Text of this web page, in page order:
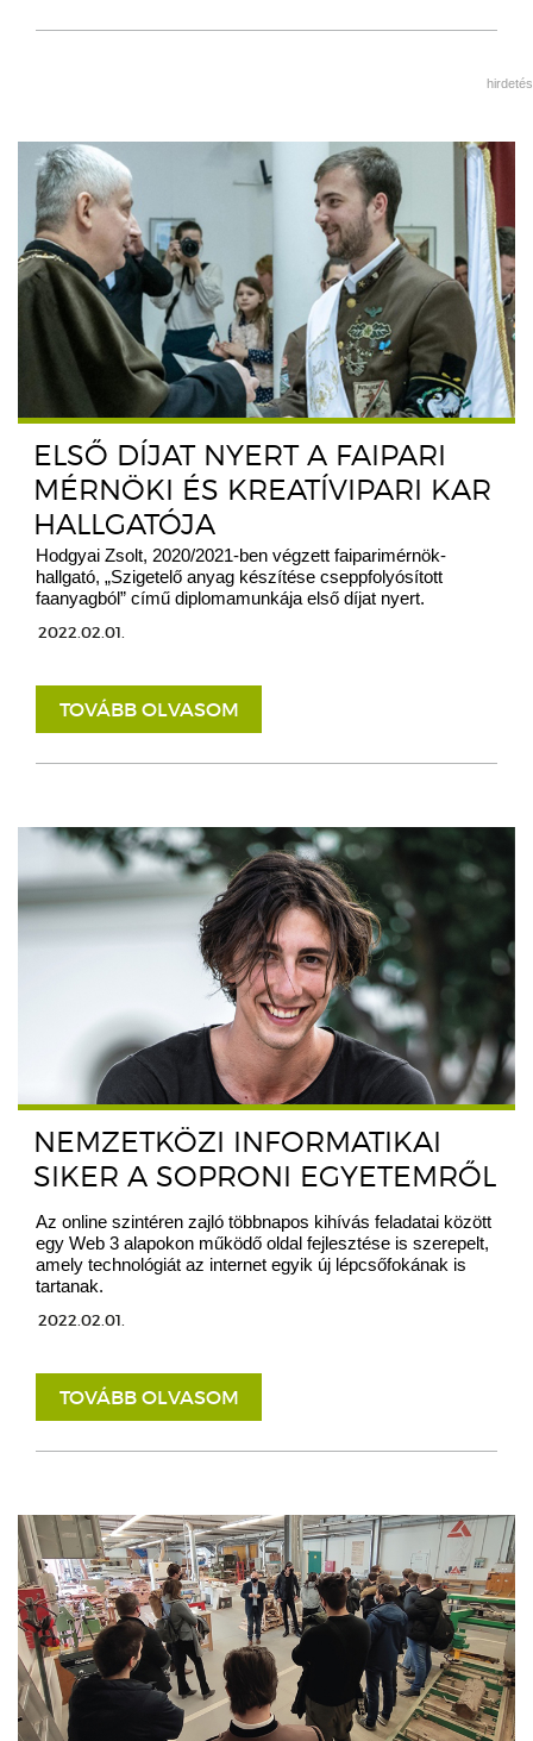
hirdetés
ELSŐ DÍJAT NYERT A FAIPARI
MÉRNÖKI ÉS KREATÍVIPARI KAR
HALLGATÓJA
Hodgyai Zsolt, 2020/2021-ben végzett faiparimérnök-
hallgató, „Szigetelő anyag készítése cseppfolyósított
faanyagból” című diplomamunkája első díjat nyert.
2022.02.01.
TOVÁBB OLVASOM
NEMZETKÖZI INFORMATIKAI
SIKER A SOPRONI EGYETEMRŐL
Az online szintéren zajló többnapos kihívás feladatai között
egy Web 3 alapokon működő oldal fejlesztése is szerepelt,
amely technológiát az internet egyik új lépcsőfokának is
tartanak.
2022.02.01.
TOVÁBB OLVASOM